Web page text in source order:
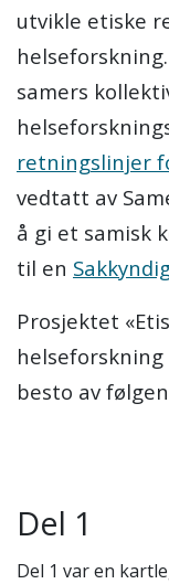
utvikle etiske
samers
retningslinjer
vedtatt av
å gi et samisk
til en
Prosjektet
besto av
Del 1
Del 1 var en